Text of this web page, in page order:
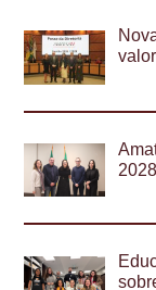
2028